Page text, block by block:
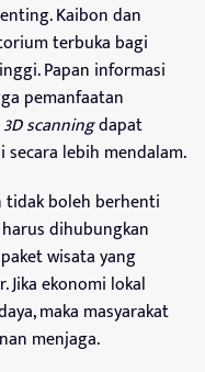
Kaibon dan
terbuka bagi
Papan informasi
pemanfaatan
3D scanningdapat
lebih mendalam.
tidak boleh berhenti
dihubungkan
wisata yang
Jika ekonomi lokal
maka masyarakat
menjaga.